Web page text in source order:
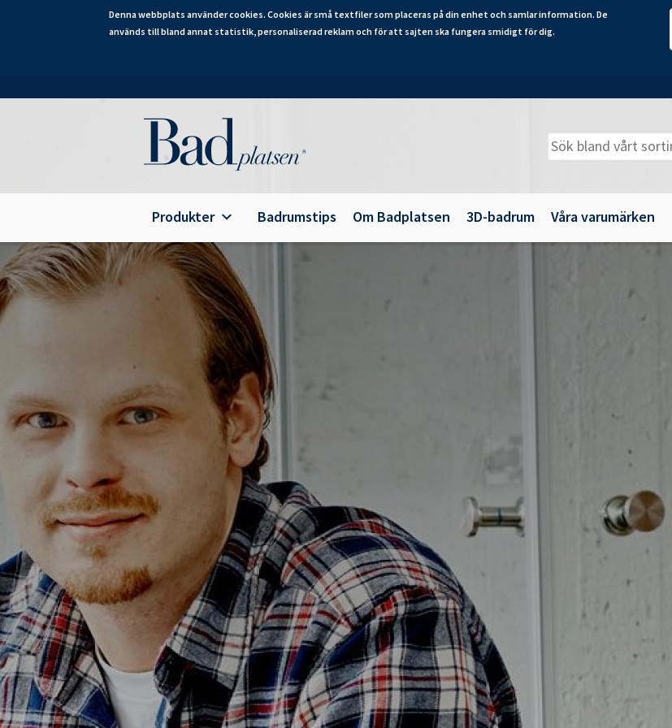
Denna webbplats använder cookies. Cookies är små textfiler som placeras på din enhet och samlar information. De
används till bland annat statistik, personaliserad reklam och för att sajten ska fungera smidigt för dig.
till
Produkter
Alterna Ariella Aqua
Alterna Ariella
Alterna Basic Aqua
Alterna Basic
Alterna Bella Aqua
Alterna Ella Aqua
Alterna Ella
Alterna Gabriella
Alterna Isabella Aqua
Alterna Isabella
Alterna Isella Aqua
Alterna Isella
Alterna Luxor
Duravit L-Cube
Geberit Smyle Square
Geberit iCon
Ifö Option
Ifö Sense Art
Ifö Sense Modern
Ifö Sense Pro
Ifö Spira
Tillbehör till badrumsmöbler
Spegelhållare
Tvålkorgar
WC-pappershållare
Handduksstänger
Handdukskrokar
Tvättställsblandare
Tvättställsblandare för
inbyggnad
Beröringsfria
tvättställsblandare
Avloppsarmatur och tillbehör
Badrumstips Om Badplatsen 3D-badrum Våra varumärken